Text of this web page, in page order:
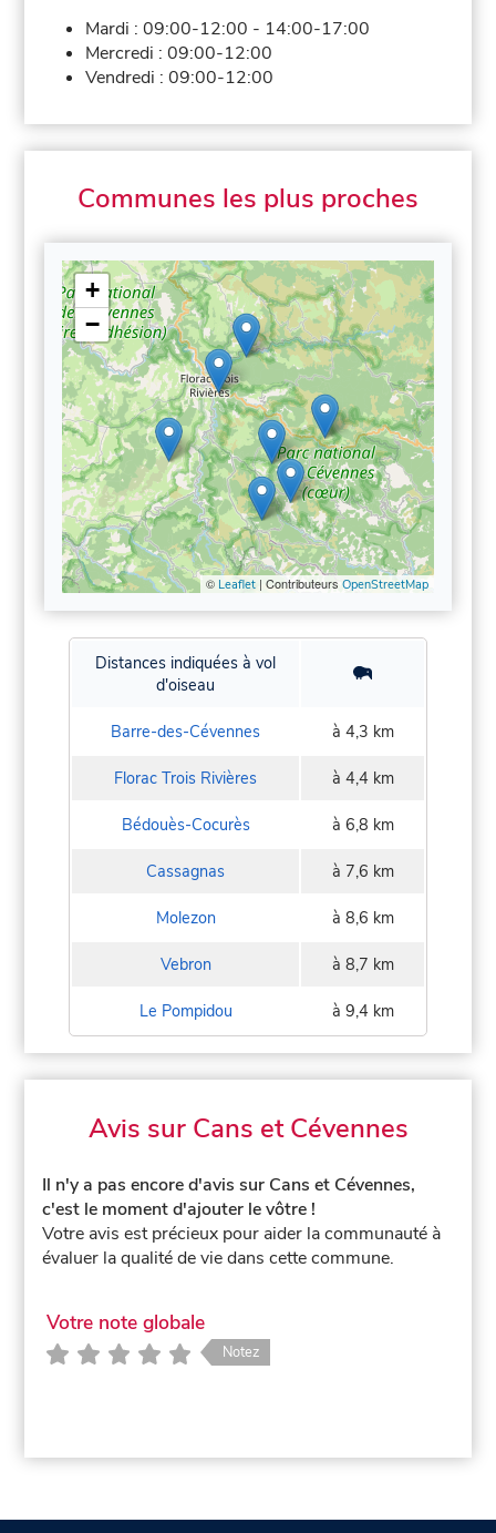
Mardi :09:00-12:00 - 14:00-17:00
Mercredi :09:00-12:00
Vendredi :09:00-12:00
Communes les plus proches
+
−
© Leaflet| Contributeurs OpenStreetMap
Distances indiquées à vol
d'oiseau
Barre-des-Cévennes à 4,3 km
Florac Trois Rivières à 4,4 km
Bédouès-Cocurès à 6,8 km
Cassagnas à 7,6 km
Molezon à 8,6 km
Vebron à 8,7 km
Le Pompidou à 9,4 km
Avis sur Cans et Cévennes
Il n'y a pas encore d'avis sur Cans et Cévennes,
c'est le moment d'ajouter le vôtre !
Votre avis est précieux pour aider la communauté à
évaluer la qualité de vie dans cette commune.
Votre note globale
Notez